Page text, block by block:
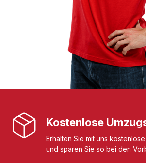
Kostenlose
Erhalten Sie mit uns
und sparen Sie so bei den